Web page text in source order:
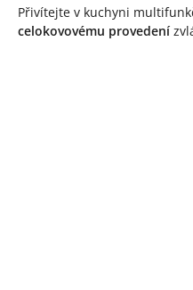
Přivítejte v kuchyni
celokovovému provedení